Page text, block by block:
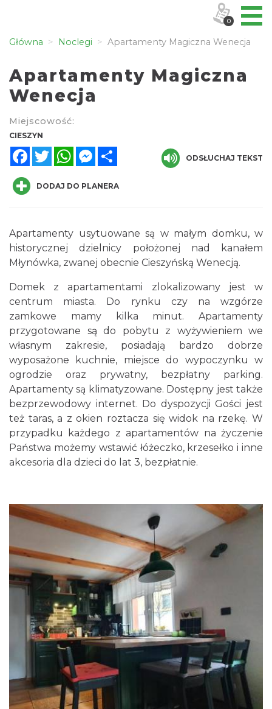
Główna Noclegi Apartamenty Magiczna Wenecja
Apartamenty Magiczna
Wenecja
Miejscowość:
CIESZYN
FacebookTwitterWhatsAppMessenger
ODSŁUCHAJ TEKST
DODAJ DO PLANERA
Apartamenty usytuowane są w małym domku, w
historycznej dzielnicy położonej nad kanałem
Młynówka, zwanej obecnie Cieszyńską Wenecją.
Domek z apartamentami zlokalizowany jest w
centrum miasta. Do rynku czy na wzgórze
zamkowe mamy kilka minut. Apartamenty
przygotowane są do pobytu z wyżywieniem we
własnym zakresie, posiadają bardzo dobrze
wyposażone kuchnie, miejsce do wypoczynku w
ogrodzie oraz prywatny, bezpłatny parking.
Apartamenty są klimatyzowane. Dostępny jest także
bezprzewodowy internet. Do dyspozycji Gości jest
też taras, a z okien roztacza się widok na rzekę. W
przypadku każdego z apartamentów na życzenie
Państwa możemy wstawić łóżeczko, krzesełko i inne
akcesoria dla dzieci do lat 3, bezpłatnie.
0